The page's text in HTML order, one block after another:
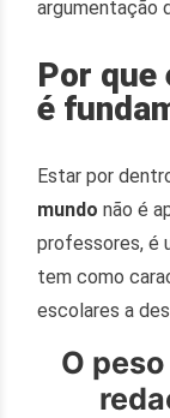
argumentação
Por
é
Estar por
mundo não é
professores, é
tem como
escolares a
O